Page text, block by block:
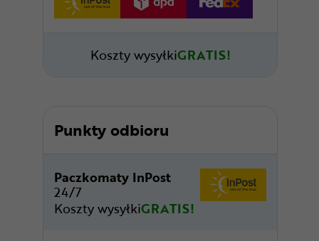
Koszty wysyłkiGRATIS!
Punkty odbioru
Paczkomaty InPost
24/7
Koszty wysyłkiGRATIS!